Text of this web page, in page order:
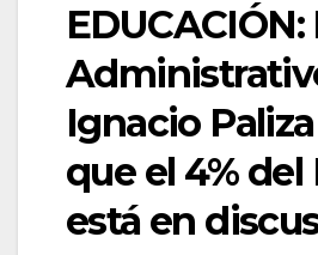
Ignacio
que el 4% del
está en